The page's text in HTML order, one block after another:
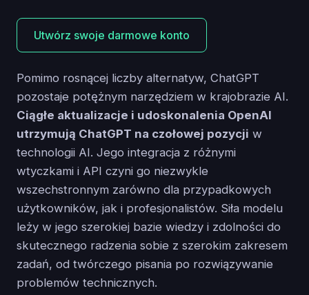
Utwórz swoje darmowe konto
Pomimo rosnącej liczby alternatyw, ChatGPT
pozostaje potężnym narzędziem w krajobrazie AI.
Ciągłe aktualizacje i udoskonalenia OpenAI
utrzymują ChatGPT na czołowej pozycji w
technologii AI. Jego integracja z różnymi
wtyczkami i API czyni go niezwykle
wszechstronnym zarówno dla przypadkowych
użytkowników, jak i profesjonalistów. Siła modelu
leży w jego szerokiej bazie wiedzy i zdolności do
skutecznego radzenia sobie z szerokim zakresem
zadań, od twórczego pisania po rozwiązywanie
problemów technicznych.